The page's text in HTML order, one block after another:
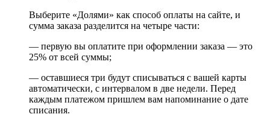
Выберите «Долями» как способ оплаты на сайте, и
сумма заказа разделится на четыре части:
— первую вы оплатите при оформлении заказа — это
25% от всей суммы;
— оставшиеся три будут списываться с вашей карты
автоматически, с интервалом в две недели. Перед
каждым платежом пришлем вам напоминание о дате
списания.